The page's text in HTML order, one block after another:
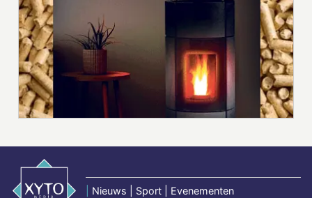
Nieuws | Sport | Evenementen